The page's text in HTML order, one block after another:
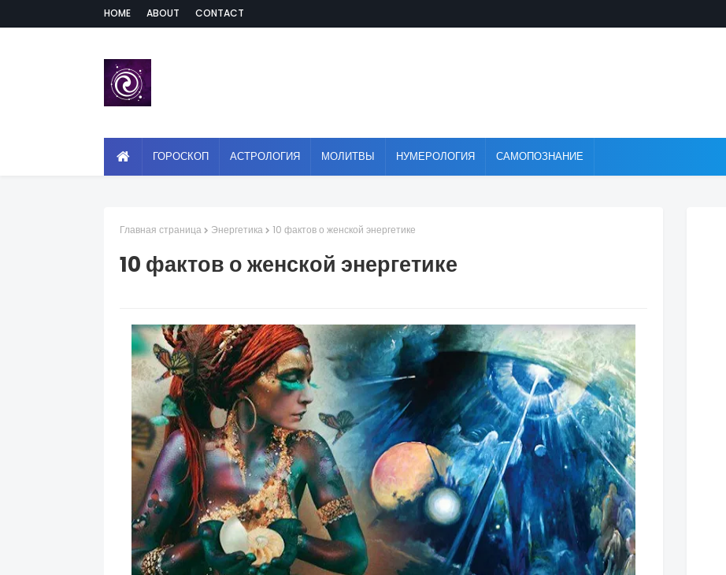
HOME ABOUT CONTACT
ГОРОСКОП АСТРОЛОГИЯ МОЛИТВЫ НУМЕРОЛОГИЯ САМОПОЗНАНИЕ
Главная страница Энергетика 10 фактов о женской энергетике
10 фактов о женской энергетике